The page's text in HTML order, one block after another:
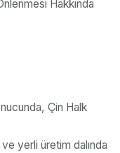
Hakkında
Çin Halk
yerli üretim dalında